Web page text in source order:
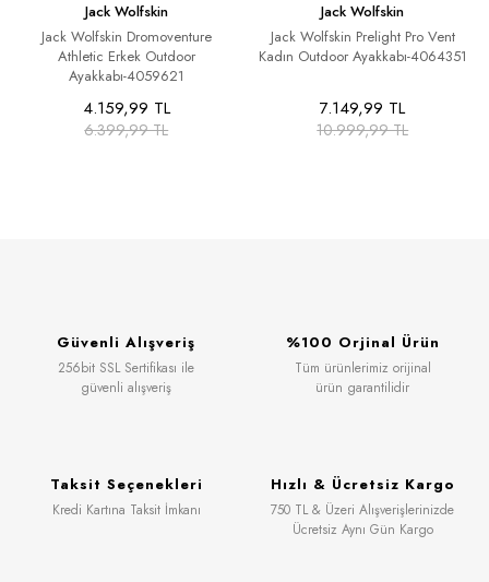
Jack Wolfskin
Jack Wolfskin Dromoventure
Athletic Erkek Outdoor
Ayakkabı-4059621
4.159,99 TL
6.399,99 TL
Jack Wolfskin
Jack Wolfskin Prelight Pro Vent
Kadın Outdoor Ayakkabı-4064351
7.149,99 TL
10.999,99 TL
Güvenli Alışveriş
256bit SSL Sertifikası ile
güvenli alışveriş
%100 Orjinal Ürün
Tüm ürünlerimiz orijinal
ürün garantilidir
Taksit Seçenekleri
Kredi Kartına Taksit İmkanı
Hızlı & Ücretsiz Kargo
750 TL & Üzeri Alışverişlerinizde
Ücretsiz Aynı Gün Kargo